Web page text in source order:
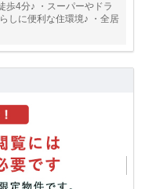
歩4分♪ ・スーパーやドラ
しに便利な住環境♪ ・全居